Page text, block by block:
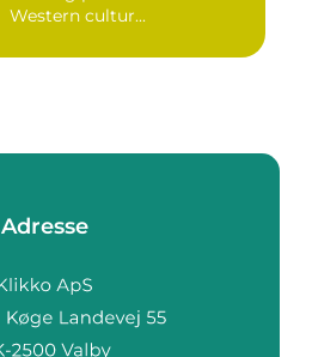
Western cultur...
Adresse